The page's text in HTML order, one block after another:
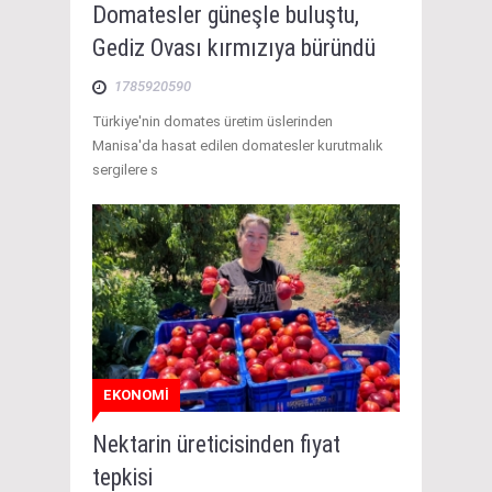
Domatesler güneşle buluştu,
Gediz Ovası kırmızıya büründü
1785920590
Türkiye'nin domates üretim üslerinden
Manisa'da hasat edilen domatesler kurutmalık
sergilere s
EKONOMİ
Nektarin üreticisinden fiyat
tepkisi